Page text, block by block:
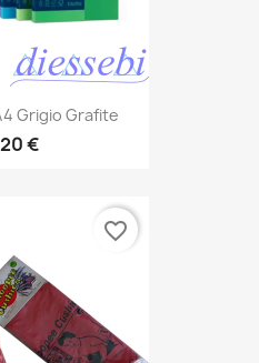
Grigio Grafite
€
favorite_border